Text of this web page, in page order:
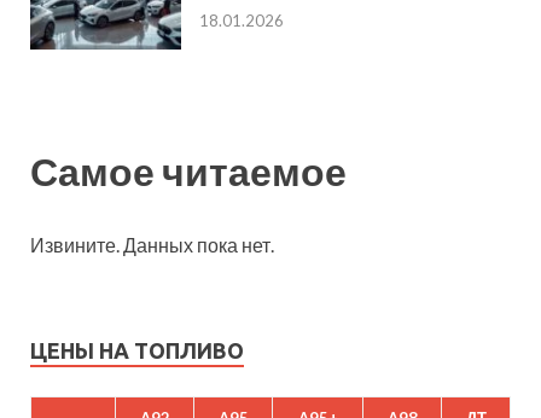
18.01.2026
Самое читаемое
Извините. Данных пока нет.
ЦЕНЫ НА ТОПЛИВО